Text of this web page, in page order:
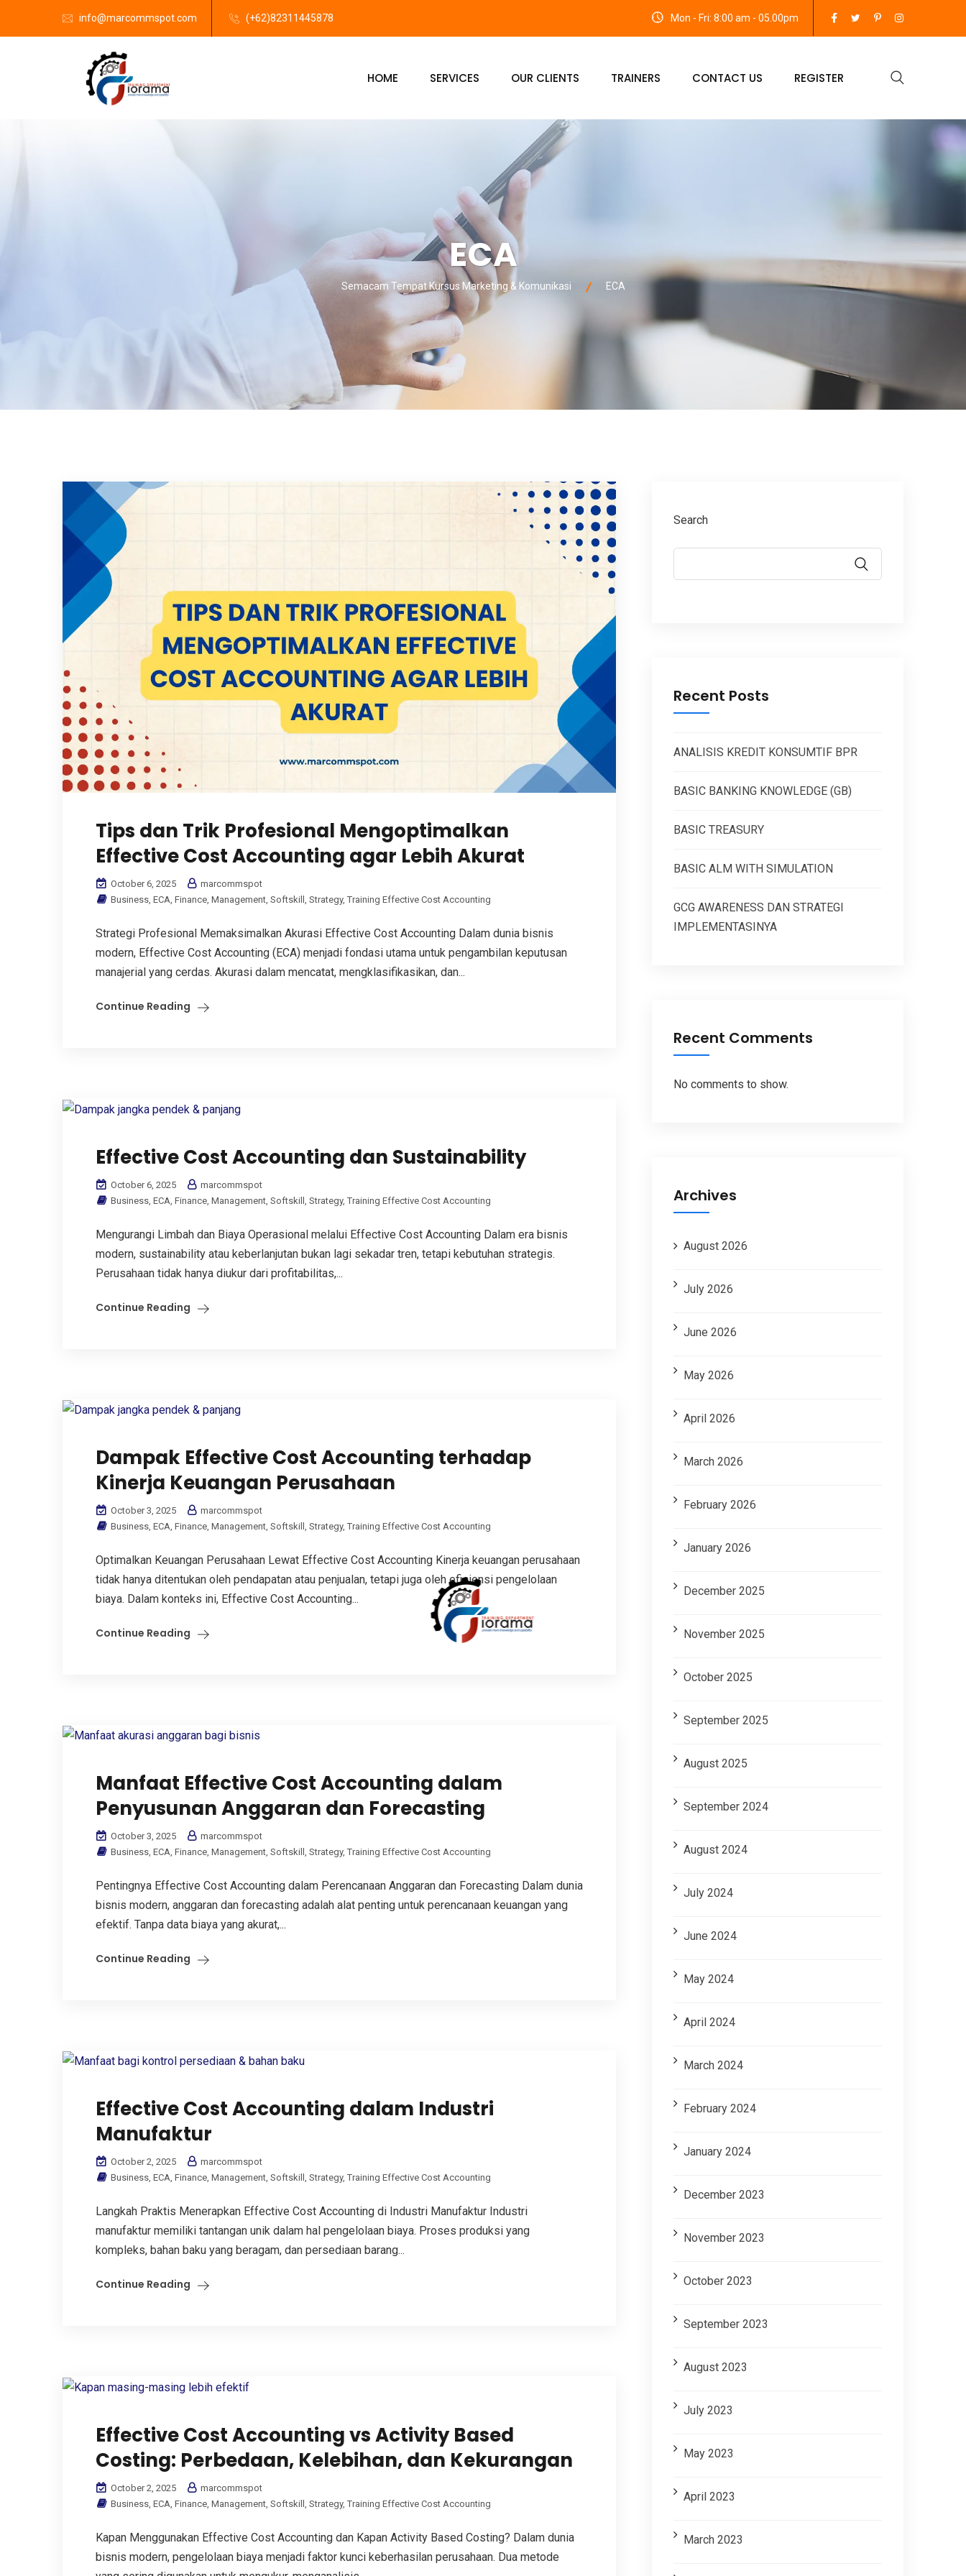
info@marcommspot.com (+62)82311445878 Mon - Fri: 8:00 am - 05.00pm
HOME SERVICES OUR CLIENTS TRAINERS CONTACT US REGISTER
ECA
Semacam Tempat Kursus Marketing & Komunikasi ECA
Tips dan Trik Profesional Mengoptimalkan
Effective Cost Accounting agar Lebih Akurat
October 6, 2025
marcommspot
Business, ECA, Finance, Management, Softskill , Strategy, Training Effective Cost Accounting
Strategi Profesional Memaksimalkan Akurasi Effective Cost Accounting Dalam dunia bisnis
modern, Effective Cost Accounting (ECA) menjadi fondasi utama untuk pengambilan keputusan
manajerial yang cerdas. Akurasi dalam mencatat, mengklasifikasikan, dan...
Continue Reading
Effective Cost Accounting dan Sustainability
October 6, 2025
marcommspot
Business ECA Finance Management Softskill Strategy, Training Effective Cost Accounting
Mengurangi Limbah dan Biaya Operasional melalui Effective Cost Accounting Dalam era bisnis
modern, sustainability atau keberlanjutan bukan lagi sekadar tren, tetapi kebutuhan strategis.
Perusahaan tidak hanya diukur dari profitabilitas,...
Continue Reading
Dampak Effective Cost Accounting terhadap
Kinerja Keuangan Perusahaan
October 3, 2025
marcommspot
Business ECA Finance Management Softskill Strategy, Training Effective Cost Accounting
Optimalkan Keuangan Perusahaan Lewat Effective Cost Accounting Kinerja keuangan perusahaan
tidak hanya ditentukan oleh pendapatan atau penjualan, tetapi juga oleh efisiensi pengelolaan
biaya. Dalam konteks ini, Effective Cost Accounting...
Continue Reading
Manfaat Effective Cost Accounting dalam
Penyusunan Anggaran dan Forecasting
October 3, 2025
marcommspot
Business, ECA, Finance, Management, Softskill , Strategy, Training Effective Cost Accounting
Pentingnya Effective Cost Accounting dalam Perencanaan Anggaran dan Forecasting Dalam dunia
bisnis modern, anggaran dan forecasting adalah alat penting untuk perencanaan keuangan yang
efektif. Tanpa data biaya yang akurat,...
Continue Reading
Effective Cost Accounting dalam Industri
Manufaktur
October 2, 2025
marcommspot
Business, ECA, Finance, Management, Softskill , Strategy, Training Effective Cost Accounting
Langkah Praktis Menerapkan Effective Cost Accounting di Industri Manufaktur Industri
manufaktur memiliki tantangan unik dalam hal pengelolaan biaya. Proses produksi yang
kompleks, bahan baku yang beragam, dan persediaan barang...
Continue Reading
Effective Cost Accounting vs Activity Based
Costing: Perbedaan, Kelebihan, dan Kekurangan
October 2, 2025
marcommspot
Business ECA Finance Management Softskill Strategy, Training Effective Cost Accounting
Kapan Menggunakan Effective Cost Accounting dan Kapan Activity Based Costing? Dalam dunia
bisnis modern, pengelolaan biaya menjadi faktor kunci keberhasilan perusahaan. Dua metode
Search
Recent Posts
ANALISIS KREDIT KONSUMTIF BPR
BASIC BANKING KNOWLEDGE (GB)
BASIC TREASURY
BASIC ALM WITH SIMULATION
GCG AWARENESS DAN STRATEGI
IMPLEMENTASINYA
Recent Comments
No comments to show.
Archives
August 2026
July 2026
June 2026
May 2026
April 2026
March 2026
February 2026
January 2026
December 2025
November 2025
October 2025
September 2025
August 2025
September 2024
August 2024
July 2024
June 2024
May 2024
April 2024
March 2024
February 2024
January 2024
December 2023
November 2023
October 2023
September 2023
August 2023
July 2023
May 2023
April 2023
March 2023